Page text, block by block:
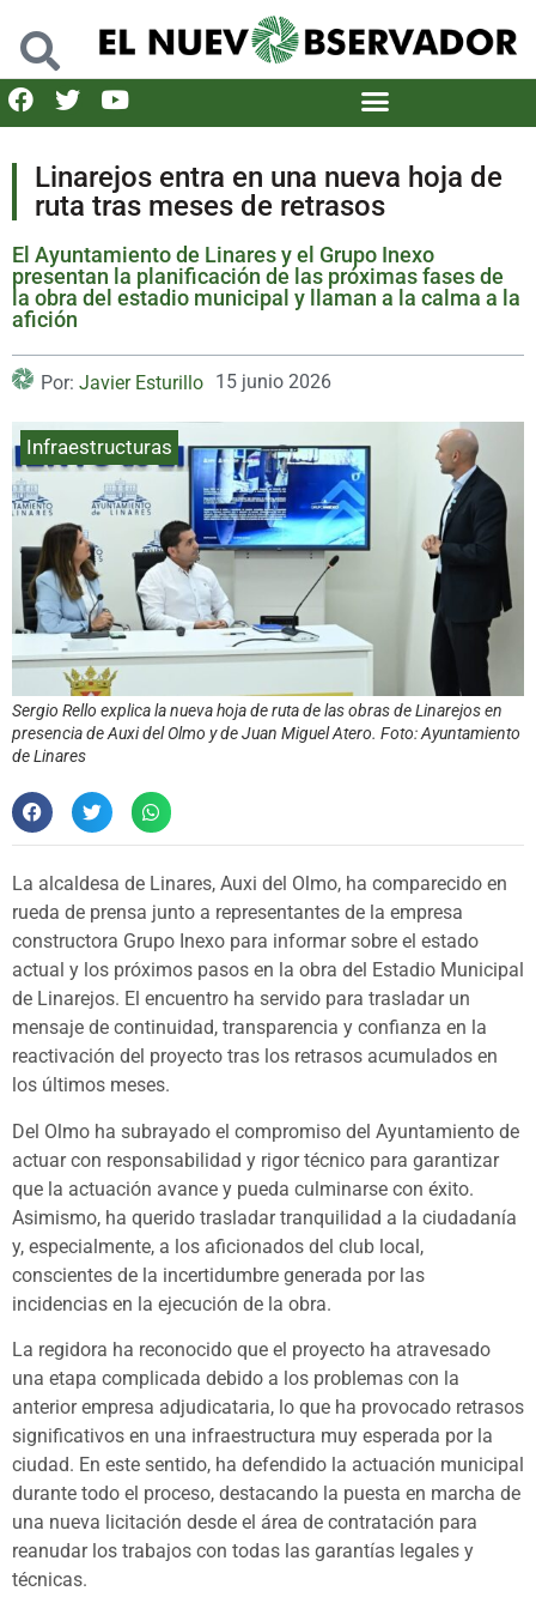
Linarejos entra en una nueva hoja de
ruta tras meses de retrasos
El Ayuntamiento de Linares y el Grupo Inexo
presentan la planificación de las próximas fases de
la obra del estadio municipal y llaman a la calma a la
afición
Por: Javier Esturillo 15 junio 2026
Infraestructuras
Sergio Rello explica la nueva hoja de ruta de las obras de Linarejos en
presencia de Auxi del Olmo y de Juan Miguel Atero. Foto: Ayuntamiento
de Linares
La alcaldesa de Linares, Auxi del Olmo, ha comparecido en
rueda de prensa junto a representantes de la empresa
constructora Grupo Inexo para informar sobre el estado
actual y los próximos pasos en la obra del Estadio Municipal
de Linarejos. El encuentro ha servido para trasladar un
mensaje de continuidad, transparencia y confianza en la
reactivación del proyecto tras los retrasos acumulados en
los últimos meses.
Del Olmo ha subrayado el compromiso del Ayuntamiento de
actuar con responsabilidad y rigor técnico para garantizar
que la actuación avance y pueda culminarse con éxito.
Asimismo, ha querido trasladar tranquilidad a la ciudadanía
y, especialmente, a los aficionados del club local,
conscientes de la incertidumbre generada por las
incidencias en la ejecución de la obra.
La regidora ha reconocido que el proyecto ha atravesado
una etapa complicada debido a los problemas con la
anterior empresa adjudicataria, lo que ha provocado retrasos
significativos en una infraestructura muy esperada por la
ciudad. En este sentido, ha defendido la actuación municipal
durante todo el proceso, destacando la puesta en marcha de
una nueva licitación desde el área de contratación para
reanudar los trabajos con todas las garantías legales y
técnicas.